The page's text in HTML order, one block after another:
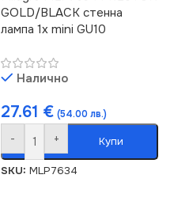
GOLD/BLACK стенна
лампа 1x mini GU10
Налично
27.61 € (54.00 лв.)
- + Купи
SKU: MLP7634